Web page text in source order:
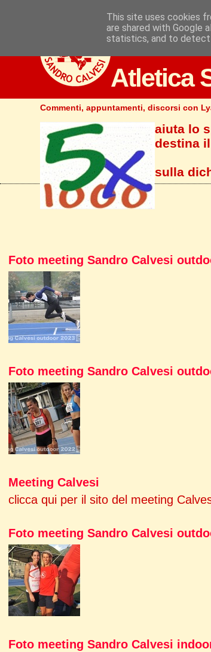
Atletica
Commenti, appuntamenti, discorsi con
aiuta lo
destina
sulla
Foto meeting Sandro Calvesi
Foto meeting Sandro Calvesi
Meeting Calvesi
clicca qui per il sito del meeting
Foto meeting Sandro Calvesi
Foto meeting Sandro Calvesi
This site uses cookies
are shared with Google
statistics, and to detect